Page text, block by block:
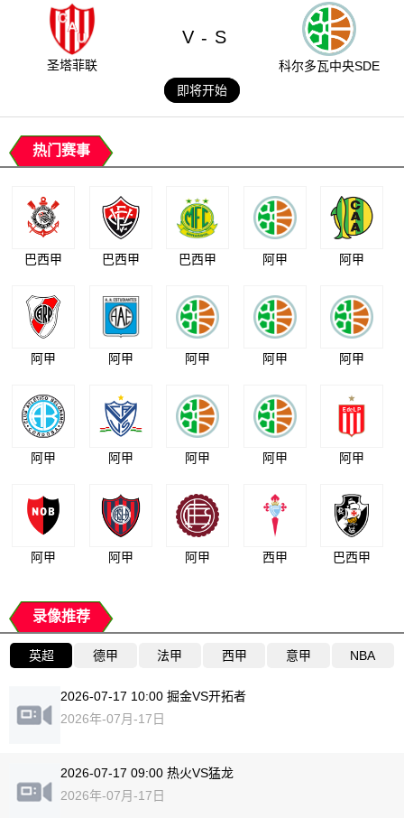
圣塔菲联
V - S
科尔多瓦中央SDE
即将开始
热门赛事
巴西甲 巴西甲 巴西甲 阿甲 阿甲
阿甲 阿甲 阿甲 阿甲 阿甲
阿甲 阿甲 阿甲 阿甲 阿甲
阿甲 阿甲 阿甲 西甲 巴西甲
录像推荐
英超 德甲 法甲 西甲 意甲 NBA
2026-07-17 10:00 掘金VS开拓者
2026年-07月-17日
2026-07-17 09:00 热火VS猛龙
2026年-07月-17日